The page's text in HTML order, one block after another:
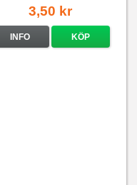
3,50 kr
INFO KÖP